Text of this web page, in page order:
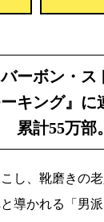
ーボン・ス
ーキング』
累計55万部。
し、靴磨きの
導かれる「男